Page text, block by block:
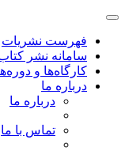
فهرست نشریات
سامانه نشر
کارگاه‌ها و
درباره ما
درباره ما
تماس با ما